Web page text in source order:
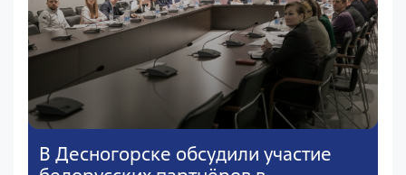
В Десногорске обсудили участие